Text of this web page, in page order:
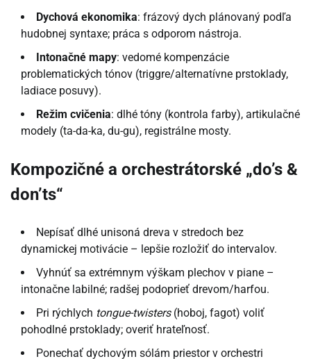
Dychová ekonomika: frázový dych plánovaný podľa
hudobnej syntaxe; práca s odporom nástroja.
Intonačné mapy: vedomé kompenzácie
problematických tónov (triggre/alternatívne prstoklady,
ladiace posuvy).
Režim cvičenia: dlhé tóny (kontrola farby), artikulačné
modely (ta-da-ka, du-gu), registrálne mosty.
Kompozičné a orchestrátorské „do’s &
don’ts“
Nepísať dlhé unisoná dreva v stredoch bez
dynamickej motivácie – lepšie rozložiť do intervalov.
Vyhnúť sa extrémnym výškam plechov v piane –
intonačne labilné; radšej podoprieť drevom/harfou.
Pri rýchlych tongue-twisters(hoboj, fagot) voliť
pohodlné prstoklady; overiť hrateľnosť.
Ponechať dychovým sólám priestor v orchestri